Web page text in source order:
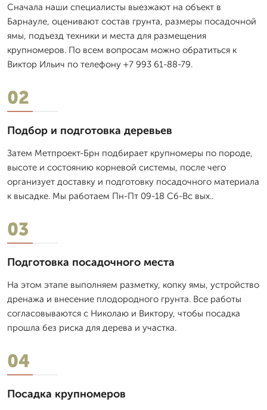
Сначала наши специалисты выезжают на объект в
Барнауле, оценивают состав грунта, размеры посадочной
ямы, подъезд техники и места для размещения
крупномеров. По всем вопросам можно обратиться к
Виктор Ильич по телефону +7 993 61-88-79.
02
Подбор и подготовка деревьев
Затем Метпроект-Брн подбирает крупномеры по породе,
высоте и состоянию корневой системы, после чего
организует доставку и подготовку посадочного материала
к высадке. Мы работаем Пн-Пт 09-18 Сб-Вс вых..
03
Подготовка посадочного места
На этом этапе выполняем разметку, копку ямы, устройство
дренажа и внесение плодородного грунта. Все работы
согласовываются с Николаю и Виктору, чтобы посадка
прошла без риска для дерева и участка.
04
Посадка крупномеров